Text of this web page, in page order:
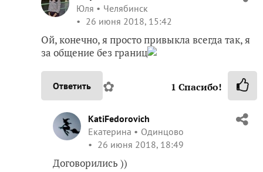
Юля
Челябинск
26 июня 2018, 15:42
Ой, конечно, я просто привыкла всегда так, я
за общение без границ
Ответить ✿ 1 Спасибо!
KatiFedorovich
Екатерина
Одинцово
26 июня 2018, 18:49
Договорились ))